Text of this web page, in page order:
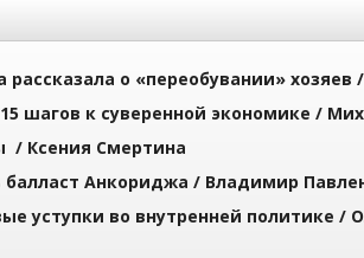
о «переобувании» хозяев /
шагов к суверенной экономике /
/ Ксения Смертина
балласт Анкориджа / Владимир
уступки во внутренней политике /